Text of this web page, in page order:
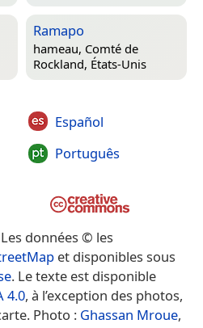
Ramapo
hameau, Comté de
Rockland, États-Unis
Español
Português
données © les
et disponibles sous
. Le texte est disponible
4.0, à l’exception des photos,
Photo : Ghassan Mroue,